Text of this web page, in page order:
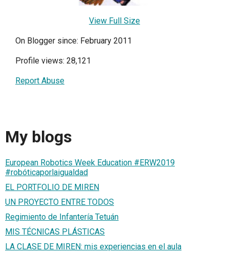
View Full Size
On Blogger since: February 2011
Profile views: 28,121
Report Abuse
My blogs
European Robotics Week Education #ERW2019
#robóticaporlaigualdad
EL PORTFOLIO DE MIREN
UN PROYECTO ENTRE TODOS
Regimiento de Infantería Tetuán
MIS TÉCNICAS PLÁSTICAS
LA CLASE DE MIREN: mis experiencias en el aula